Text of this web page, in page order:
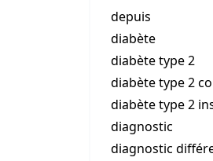
depuis
diabète
diabète type 2
diabète type 2
diabète type 2
diagnostic
diagnostic